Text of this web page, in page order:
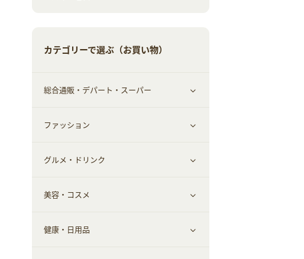
カテゴリーで選ぶ（お買い物）
総合通販・デパート・スーパー
すべて見る
総合通販
デパート・スーパー
ファッション
すべて見る
ファッション
インナー・下着
グルメ・ドリンク
すべて見る
グルメ
美容・コスメ
すべて見る
健康・日用品